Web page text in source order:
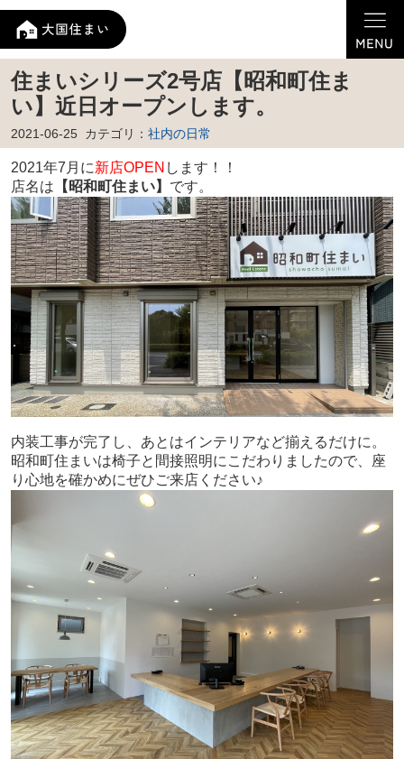
住まいシリーズ2号店【昭和町住ま
い】近日オープンします。
2021-06-25 カテゴリ： 社内の日常
2021年7月に新店OPEN します！！
店名は 【昭和町住まい】 です。
内装工事が完了し、あとはインテリアなど揃えるだけに。
昭和町住まいは椅子と間接照明にこだわりましたので、座
り心地を確かめにぜひご来店ください♪